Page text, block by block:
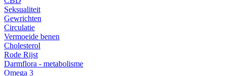
Seksualiteit
Gewrichten
Circulatie
Vermoeide benen
Cholesterol
Rode Rijst
Darmflora - metabolisme
Omega 3